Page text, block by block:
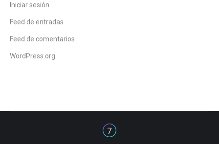
Iniciar sesión
Feed de entradas
Feed de comentarios
WordPress.org